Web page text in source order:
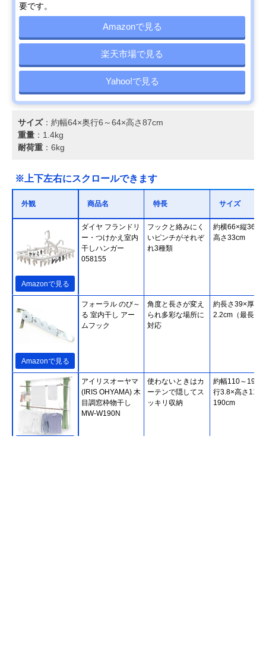
要です。
Amazonで見る
楽天市場で見る
Yahoo!で見る
サイズ：約幅64×奥行6～64×高さ87cm
重量 ：1.4kg
耐荷重 ：6kg
※上下左右にスクロールできます
外観 商品名 特長 サイズ
Amazonで見る
ダイヤ フランドリ
ー・つけかえ室内
干しハンガー
058155
フックと絡みにく
いピンチがそれぞ
れ3種類
約横66×縦
高さ33cm
Amazonで見る
フォーラル のび～
る 室内干し アー
ムフック
角度と長さが変え
られ多彩な場所に
対応
約長さ39×厚さ
2.2cm（最長時
アイリスオーヤマ
(IRIS OHYAMA) 木
目調窓枠物干し
MW-W190N
使わないときはカ
ーテンで隠してス
ッキリ収納
約幅110～190×
行3.8×高さ110
190cm